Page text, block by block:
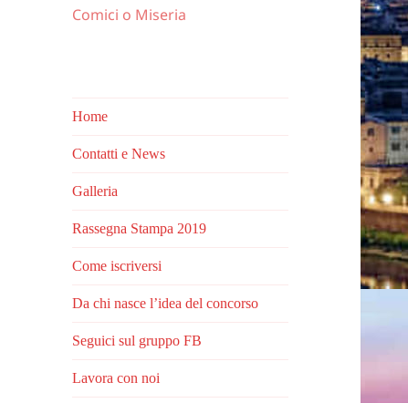
Comici o Miseria
Home
Contatti e News
Galleria
Rassegna Stampa 2019
Come iscriversi
Da chi nasce l’idea del concorso
Seguici sul gruppo FB
Lavora con noi